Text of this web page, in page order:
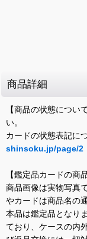
商品詳細
【商品の状態につ
い。
カードの状態表記に
shinsoku.jp/page/2
【鑑定品カードの商
商品画像は実物写真
やカードは商品名の
本品は鑑定品となり
ており、ケースの内